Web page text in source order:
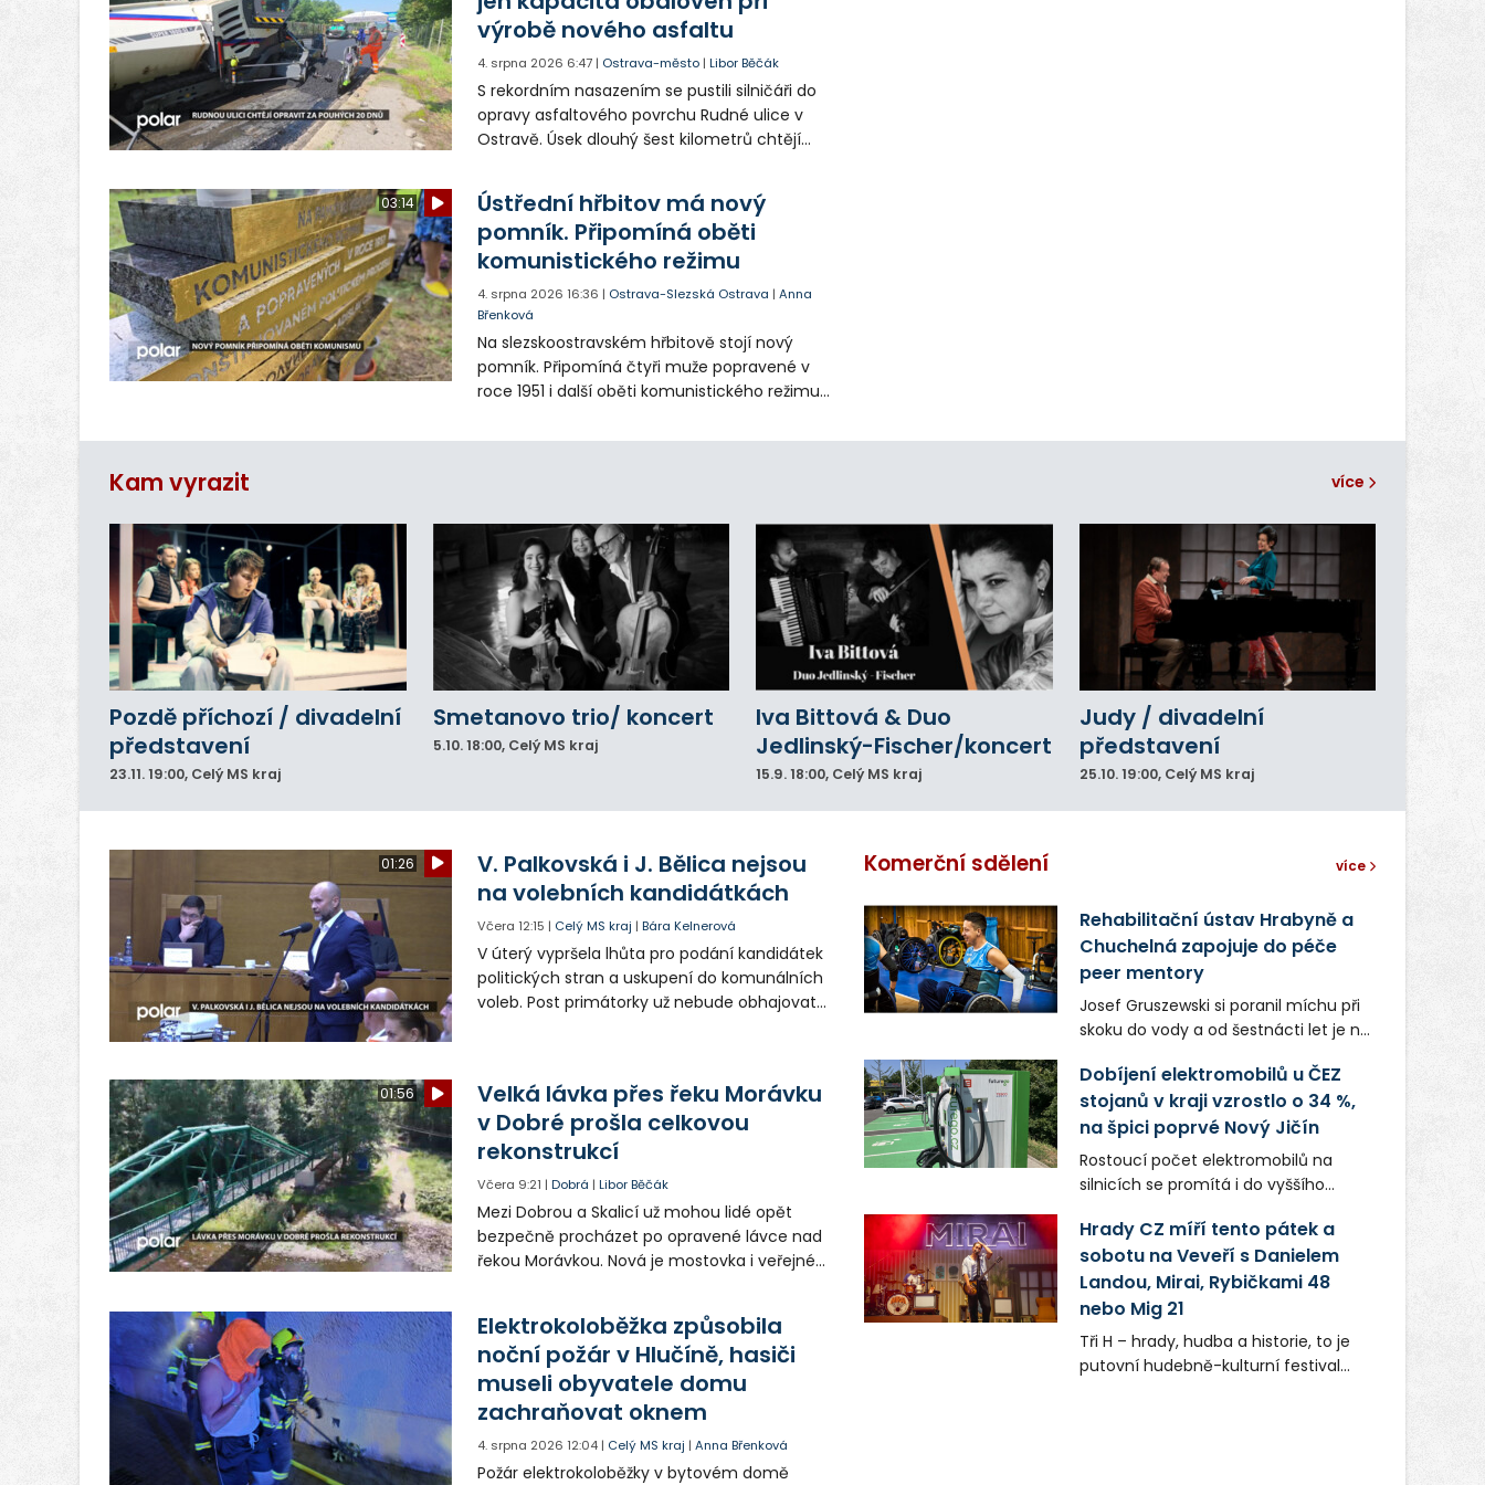
výrobě nového asfaltu
4. srpna 2026 6:47 | Ostrava-město |Libor Běčák
S rekordním nasazením se pustili silničáři do
opravy asfaltového povrchu Rudné ulice v
Ostravě. Úsek dlouhý šest kilometrů chtějí
03:14
Ústřední hřbitov má nový
pomník. Připomíná oběti
komunistického režimu
4. srpna 2026 16:36 | Ostrava-Slezská Ostrava |Anna
Břenková
Na slezskoostravském hřbitově stojí nový
pomník. Připomíná čtyři muže popravené v
roce 1951 i další oběti komunistického režimu.
utajeno přes sedmdesát let.
Kam vyrazit více
Pozdě příchozí / divadelní
představení
23.11.19:00, Celý MS kraj
Smetanovo trio/ koncert
5.10. 18:00, Celý MS kraj
Iva Bittová & Duo
Jedlinský-Fischer/koncert
15.9.18:00, Celý MS kraj
Judy / divadelní
představení
25.10. 19:00, Celý MS kraj
01:26
V. Palkovská i J. Bělica nejsou
na volebních kandidátkách
Včera 12:15 | Celý MS kraj |Bára Kelnerová
V úterý vypršela lhůta pro podání kandidátek
politických stran a uskupení do komunálních
voleb. Post primátorky už nebude obhajovat
01:56
Velká lávka přes řeku Morávku
v Dobré prošla celkovou
rekonstrukcí
Včera 9:21 |Dobrá |Libor Běčák
Mezi Dobrou a Skalicí už mohou lidé opět
bezpečně procházet po opravené lávce nad
řekou Morávkou. Nová je mostovka i veřejné
Elektrokoloběžka způsobila
noční požár v Hlučíně, hasiči
museli obyvatele domu
zachraňovat oknem
4. srpna 2026 12:04 | Celý MS kraj |Anna Břenková
Požár elektrokoloběžky v bytovém domě
Komerční sdělení více
Rehabilitační ústav Hrabyně a
Chuchelná zapojuje do péče
peer mentory
Josef Gruszewski si poranil míchu při
skoku do vody a od šestnácti let je na
mentor České asociace paraplegiků
CZEPA předává své zkušenosti lidem,
kteří se dostali do podobné situace. K
co největší samostatnosti pomáhá
také pacientům hrabyňského
rehabilitačního ústavu.
Dobíjení elektromobilů u ČEZ
stojanů v kraji vzrostlo o 34 %,
na špici poprvé Nový Jičín
Rostoucí počet elektromobilů na
silnicích se promítá i do vyššího
Moravskoslezském kraji. Ve srovnání
se stejným obdobím loňského roku
vzrostl odběr o 34 %. Pomyslná první
příčka v „tankování“ se poprvé v
historii přesunula z Ostravy pod
Beskydy: Nejvytíženější byly stojany u
hypermarketu Tesco v Novém Jičíně,
Hrady CZ míří tento pátek a
sobotu na Veveří s Danielem
Landou, Mirai, Rybičkami 48
nebo Mig 21
Tři H – hrady, hudba a historie, to je
putovní hudebně-kulturní festival